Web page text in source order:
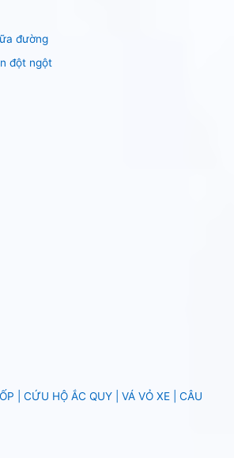
đường
đột ngột
| CỨU HỘ ẮC QUY | VÁ VỎ XE | CÂU